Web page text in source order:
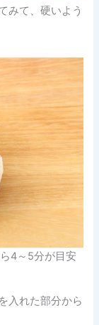
みて、硬いよう
4～5分が目安
入れた部分から